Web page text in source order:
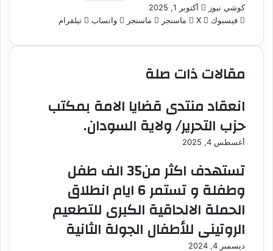
كوشي نيوز
أ
ر
ل
ر
ا
إ
ك
ر
و
ن
ي
أكتوبر 1, 2025
فيسبوك
‫X ماسنجر ماسنجر واتساب تيلقرام
مقالات ذات صلة
انعقاد منتدى قضايا الامة بمكتب
حزب التحرير/ ولاية السودان.
أغسطس 4, 2025
تستهدف اكثر من35 الف طفل
وطفلة و تستمر 6 ايام انطلاق
الحملة الالحاقية الكبرى للتطعيم
الروتينى للأطفال الجولة الثانية
ديسمبر 4, 2024